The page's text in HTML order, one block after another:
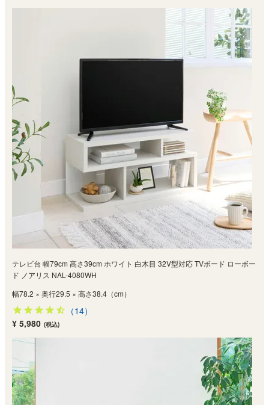
テレビ台 幅79cm 高さ39cm ホワイト 白木目 32V型対応 TVボード ローボー
ド ノアリス NAL-4080WH
幅78.2 × 奥行29.5 × 高さ38.4（cm）
（14）
¥ 5,980 (税込)